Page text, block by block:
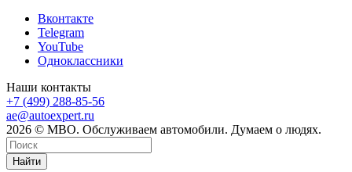
Вконтакте
Telegram
YouTube
Одноклассники
Наши контакты
+7 (499) 288-85-56
ae@autoexpert.ru
2026 © МВО. Обслуживаем автомобили. Думаем о людях.
Найти